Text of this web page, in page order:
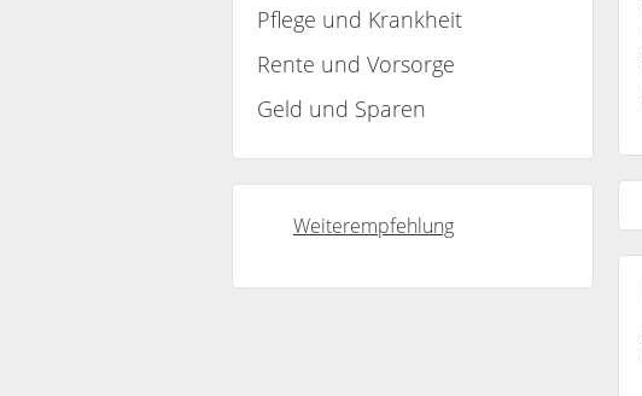
Pflege und Krankheit
Rente und Vorsorge
Geld und Sparen
Weiterempfehlung